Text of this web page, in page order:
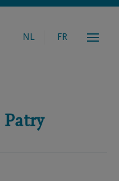
NL FR
Patry